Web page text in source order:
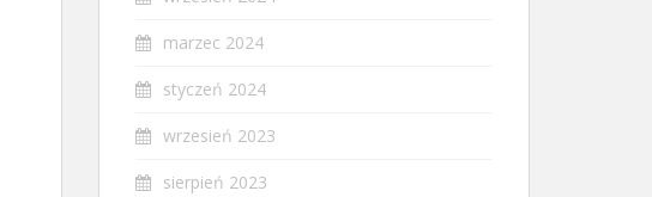
marzec 2024
styczeń 2024
wrzesień 2023
sierpień 2023